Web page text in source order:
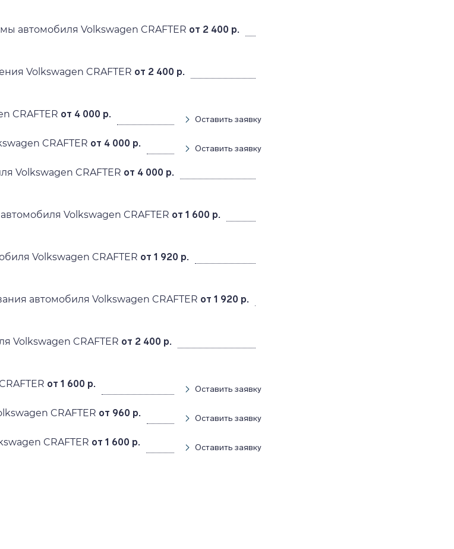
автомобиля Volkswagen CRAFTER от 2 400 р.
Volkswagen CRAFTER от 2 400 р.
CRAFTER от 4 000 р. Оставить заявку
CRAFTER от 4 000 р. Оставить заявку
Volkswagen CRAFTER от 4 000 р.
Volkswagen CRAFTER от 1 600 р.
Volkswagen CRAFTER от 1 920 р.
автомобиля Volkswagen CRAFTER от 1 920 р.
Volkswagen CRAFTER от 2 400 р.
от 1 600 р. Оставить заявку
CRAFTER от 960 р. Оставить заявку
CRAFTER от 1 600 р. Оставить заявку